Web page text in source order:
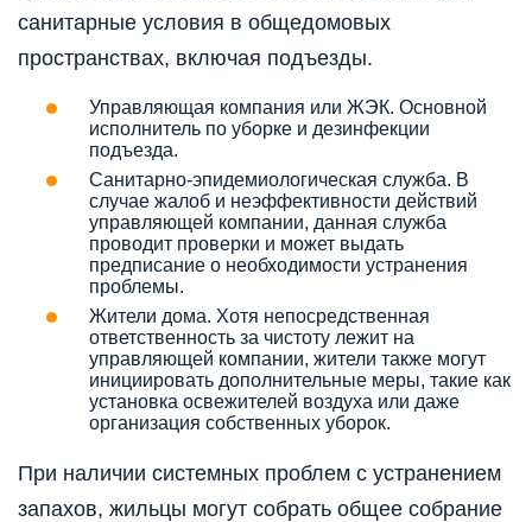
санитарные условия в общедомовых
пространствах, включая подъезды.
Управляющая компания или ЖЭК. Основной
исполнитель по уборке и дезинфекции
подъезда.
Санитарно-эпидемиологическая служба. В
случае жалоб и неэффективности действий
управляющей компании, данная служба
проводит проверки и может выдать
предписание о необходимости устранения
проблемы.
Жители дома. Хотя непосредственная
ответственность за чистоту лежит на
управляющей компании, жители также могут
инициировать дополнительные меры, такие как
установка освежителей воздуха или даже
организация собственных уборок.
При наличии системных проблем с устранением
запахов, жильцы могут собрать общее собрание